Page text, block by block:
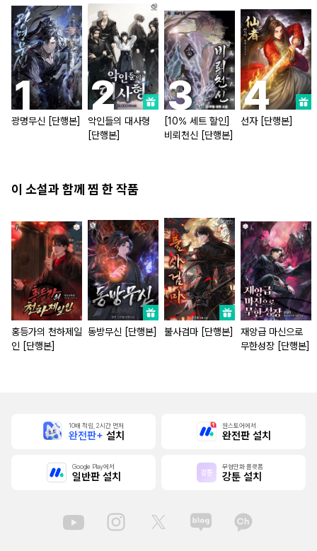
광명무신 [단행본]
악인들의 대사형
[단행본]
[10% 세트 할인]
비뢰천신 [단행본]
선자 [단행본]
이 소설과 함께 찜 한 작품
홍등가의 천하제일
인 [단행본]
동방무신 [단행본] 불사검마 [단행본]
재앙급 마신으로
무한성장 [단행본]
10배 적립, 2시간 먼저
완전판+ 설치
원스토어에서
완전판 설치
Google Play에서
일반판 설치
무협만화 플랫폼
강툰 설치